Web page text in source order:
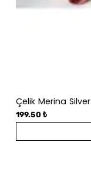
Çelik Merina
199.50 ₺